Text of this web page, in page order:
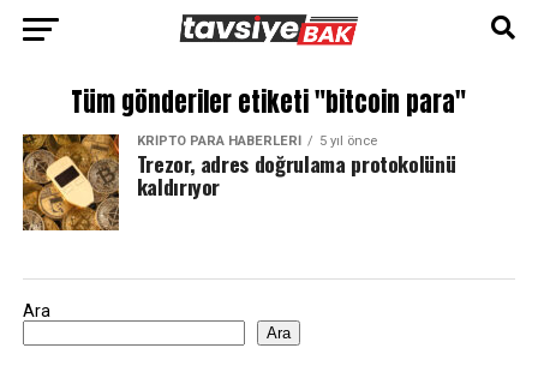
Tüm gönderiler etiketi "bitcoin para"
KRIPTO PARA HABERLERI 5 yıl önce
Trezor, adres doğrulama protokolünü
kaldırıyor
Ara
Ara